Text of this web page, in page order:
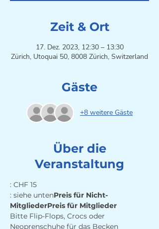
Zeit & Ort
17. Dez. 2023, 12:30 – 13:30
Zürich, Utoquai 50, 8008 Zürich, Switzerland
Gäste
+8 weitere Gäste
Über die
Veranstaltung
: siehe untenPreis für Nicht-
MitgliederPreis für Mitglieder
Bitte Flip-Flops, Crocs oder
Neoprenschuhe für das Becken